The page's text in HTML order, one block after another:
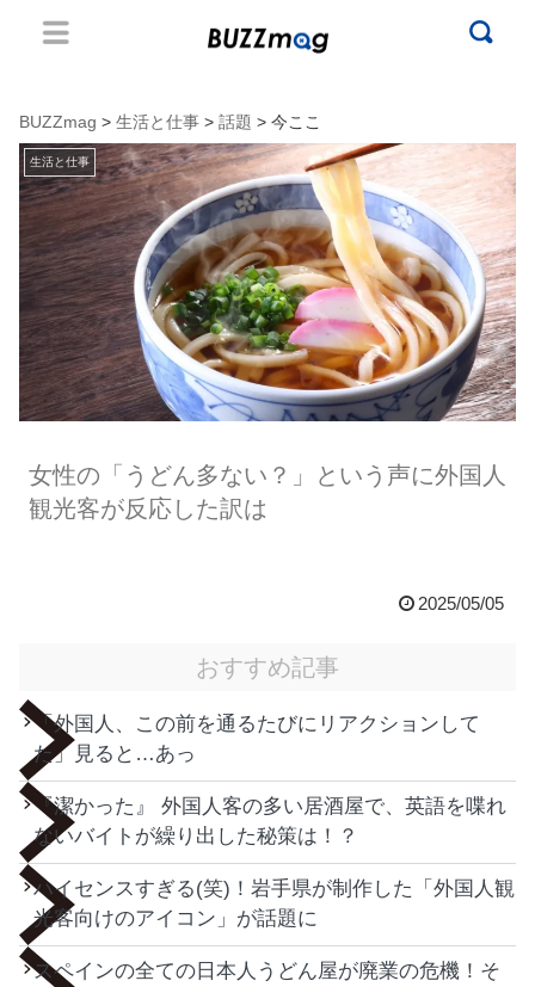
BUZZmag > 生活と仕事 > 話題 > 今ここ
生活と仕事
女性の「うどん多ない？」という声に外国人
観光客が反応した訳は
2025/05/05
おすすめ記事
「外国人、この前を通るたびにリアクションして
た」見ると…あっ
『潔かった』 外国人客の多い居酒屋で、英語を喋れ
ないバイトが繰り出した秘策は！？
ハイセンスすぎる(笑)！岩手県が制作した「外国人観
光客向けのアイコン」が話題に
スペインの全ての日本人うどん屋が廃業の危機！そ